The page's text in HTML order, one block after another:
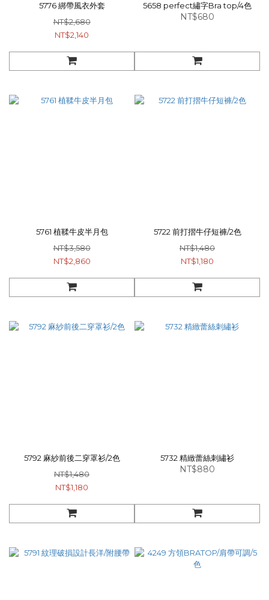
5776 綁帶風衣外套
NT$2,680
NT$2,140
5658 perfect繡字Bra top/4色
NT$680
5761 植鞣牛皮半月包
NT$3,580
NT$2,860
5722 前打摺牛仔短褲/2色
NT$1,480
NT$1,180
5792 麻紗前後二穿罩衫/2色
NT$1,480
NT$1,180
5732 精緻蕾絲刺繡衫
NT$880